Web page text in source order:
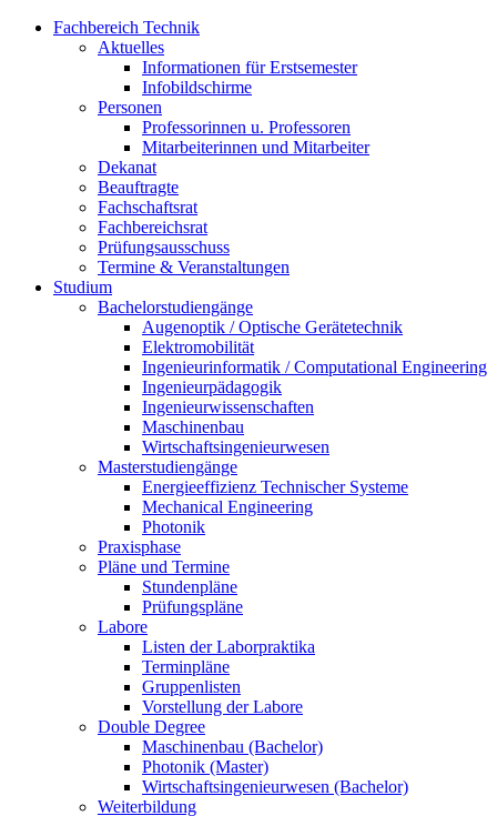
Fachbereich Technik
Aktuelles
Informationen für Erstsemester
Infobildschirme
Personen
Professorinnen u. Professoren
Mitarbeiterinnen und Mitarbeiter
Dekanat
Beauftragte
Fachschaftsrat
Fachbereichsrat
Prüfungsausschuss
Termine & Veranstaltungen
Studium
Bachelorstudiengänge
Augenoptik / Optische Gerätetechnik
Elektromobilität
Ingenieurinformatik / Computational Engineering
Ingenieurpädagogik
Ingenieurwissenschaften
Maschinenbau
Wirtschaftsingenieurwesen
Masterstudiengänge
Energieeffizienz Technischer Systeme
Mechanical Engineering
Photonik
Praxisphase
Pläne und Termine
Stundenpläne
Prüfungspläne
Labore
Listen der Laborpraktika
Terminpläne
Gruppenlisten
Vorstellung der Labore
Double Degree
Maschinenbau (Bachelor)
Photonik (Master)
Wirtschaftsingenieurwesen (Bachelor)
Weiterbildung